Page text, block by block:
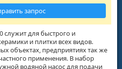
служит для быстрого и
и плитки всех видов.
объектах, предприятиях так же
применения. В набор
водяной насос для подачи
запрос